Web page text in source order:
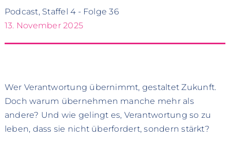
Podcast, Staffel 4 - Folge 36
13. November 2025
Wer Verantwortung übernimmt, gestaltet Zukunft.
Doch warum übernehmen manche mehr als
andere? Und wie gelingt es, Verantwortung so zu
leben, dass sie nicht überfordert, sondern stärkt?